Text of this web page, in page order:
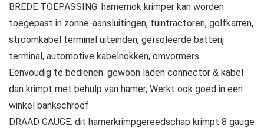
BREDE TOEPASSING: hamernok krimper kan worden
toegepast in zonne-aansluitingen, tuintractoren, golfkarren,
stroomkabel terminal uiteinden, geïsoleerde batterij
terminal, automotive kabelnokken, omvormers
Eenvoudig te bedienen: gewoon laden connector & kabel
dan krimpt met behulp van hamer, Werkt ook goed in een
winkel bankschroef
DRAAD GAUGE: dit hamerkrimpgereedschap krimpt 8 gauge